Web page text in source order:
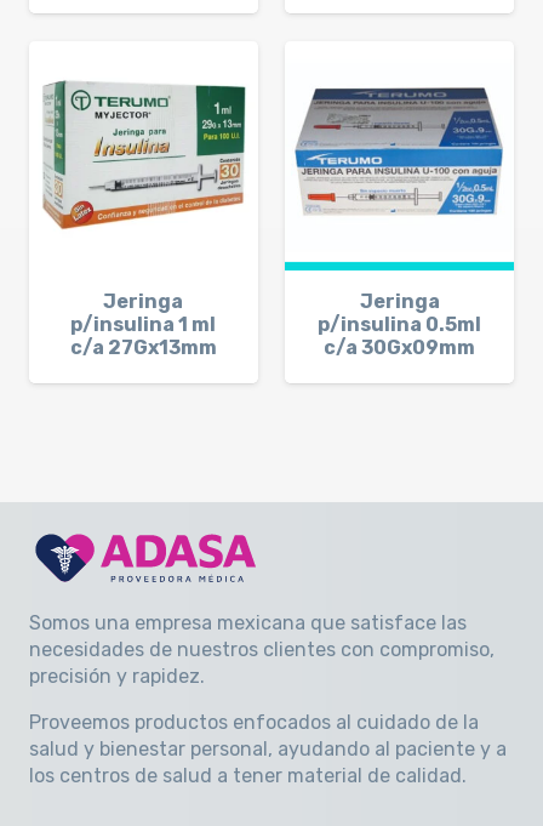
Jeringa
p/insulina 1 ml
c/a 27Gx13mm
Jeringa
p/insulina 0.5ml
c/a 30Gx09mm
Somos una empresa mexicana que satisface las
necesidades de nuestros clientes con compromiso,
precisión y rapidez.
Proveemos productos enfocados al cuidado de la
salud y bienestar personal, ayudando al paciente y a
los centros de salud a tener material de calidad.